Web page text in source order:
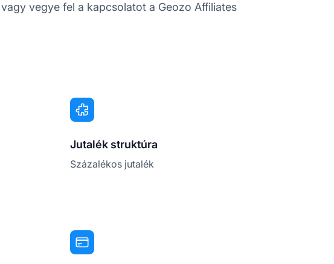
vegye fel a kapcsolatot a Geozo Affiliates
Jutalék struktúra
Százalékos jutalék